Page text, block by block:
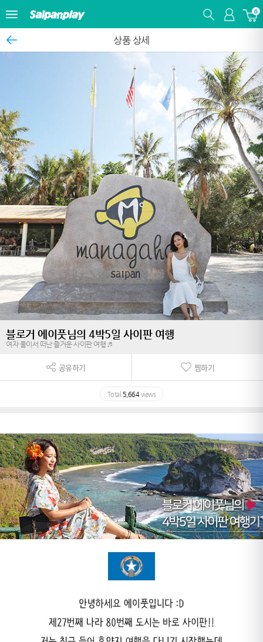
0
상품 상세
블로거 에이풋님의 4박5일 사이판 여행
여자 둘이서 떠난 즐거운 사이판 여행 ♬
공유하기 찜하기
Total 5,664views